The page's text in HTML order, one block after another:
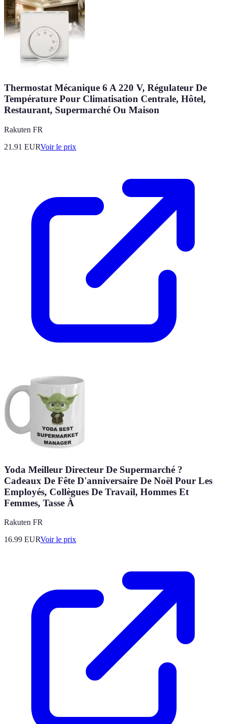
Thermostat Mécanique 6 A 220 V, Régulateur De
Température Pour Climatisation Centrale, Hôtel,
Restaurant, Supermarché Ou Maison
Rakuten FR
21.91 EURVoir le prix
Yoda Meilleur Directeur De Supermarché ?
Cadeaux De Fête D'anniversaire De Noël Pour Les
Employés, Collègues De Travail, Hommes Et
Femmes, Tasse À
Rakuten FR
16.99 EURVoir le prix